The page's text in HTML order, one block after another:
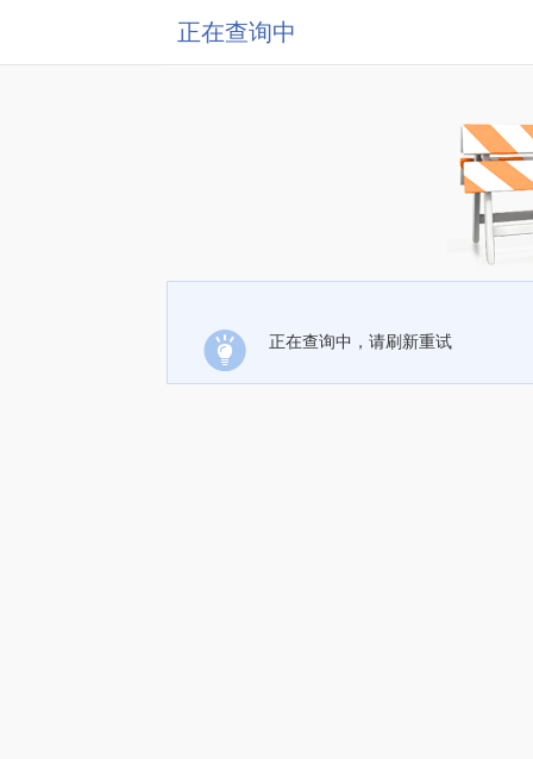
正在查询中
正在查询中，请刷新重试